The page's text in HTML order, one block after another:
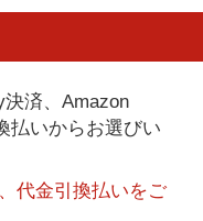
決済、Amazon
払いからお選びい
代金引換払いをご